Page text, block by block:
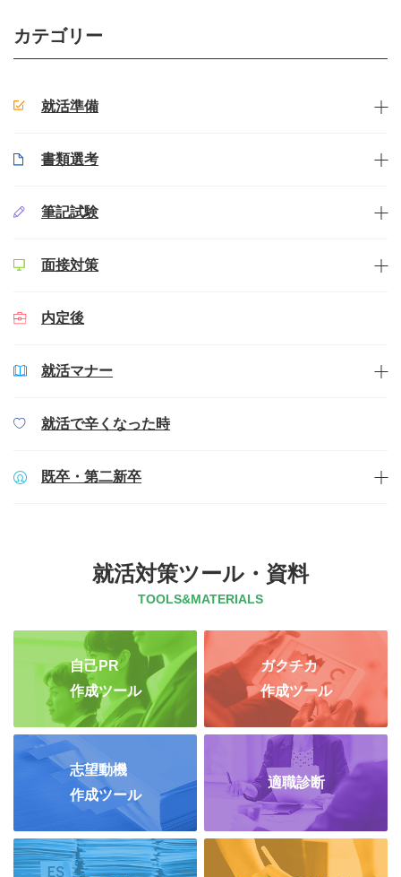
カテゴリー
就活準備
書類選考
筆記試験
面接対策
内定後
就活マナー
就活で辛くなった時
既卒・第二新卒
就活対策ツール・資料
TOOLS&MATERIALS
自己PR
作成ツール
ガクチカ
作成ツール
志望動機
作成ツール
適職診断